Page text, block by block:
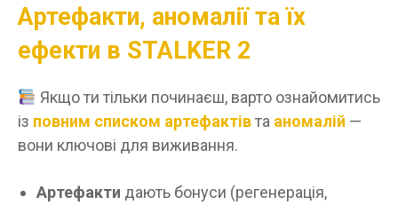
Артефакти, аномалії та їх
ефекти в STALKER 2
Якщо ти тільки починаєш, варто ознайомитись
із повним списком артефактівта аномалій —
вони ключові для виживання.
Артефакти дають бонуси (регенерація,